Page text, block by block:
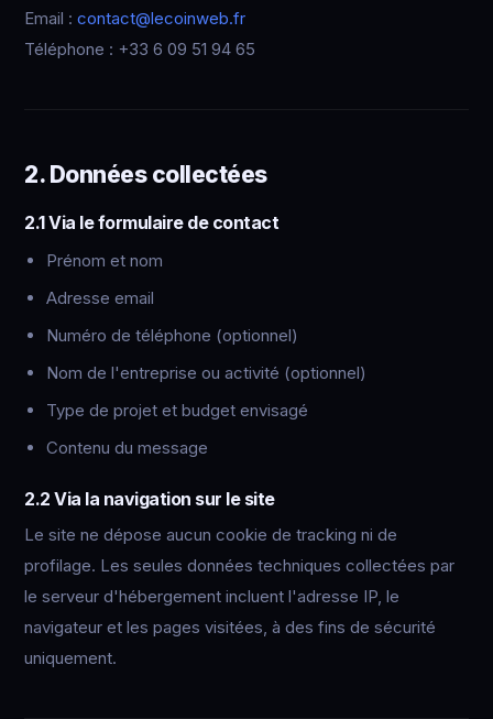
Email :contact@lecoinweb.fr
Téléphone : +33 6 09 51 94 65
2. Données collectées
2.1 Via le formulaire de contact
Prénom et nom
Adresse email
Numéro de téléphone (optionnel)
Nom de l'entreprise ou activité (optionnel)
Type de projet et budget envisagé
Contenu du message
2.2 Via la navigation sur le site
Le site ne dépose aucun cookie de tracking ni de
profilage. Les seules données techniques collectées par
le serveur d'hébergement incluent l'adresse IP, le
navigateur et les pages visitées, à des fins de sécurité
uniquement.